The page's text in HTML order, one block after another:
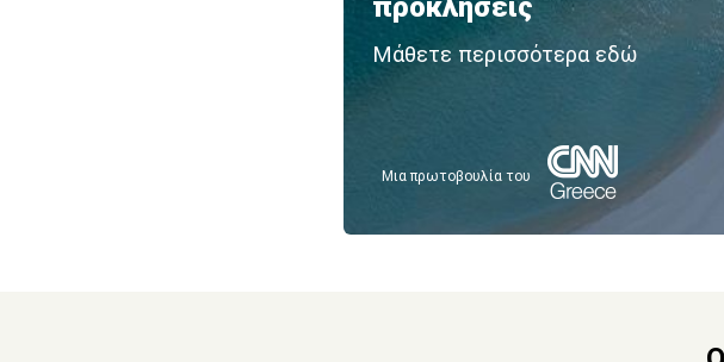
προκλήσεις
Μάθετε περισσότερα εδώ
Μια πρωτοβουλία του